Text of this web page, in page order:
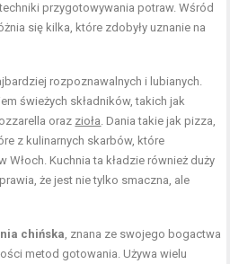
przygotowywania potraw. Wśród
się kilka, które zdobyły uznanie na
rozpoznawalnych i lubianych.
świeżych składników, takich jak
oraz zioła. Dania takie jak pizza,
z kulinarnych skarbów, które
Kuchnia ta kładzie również duży
że jest nie tylko smaczna, ale
chińska, znana ze swojego bogactwa
metod gotowania. Używa wielu